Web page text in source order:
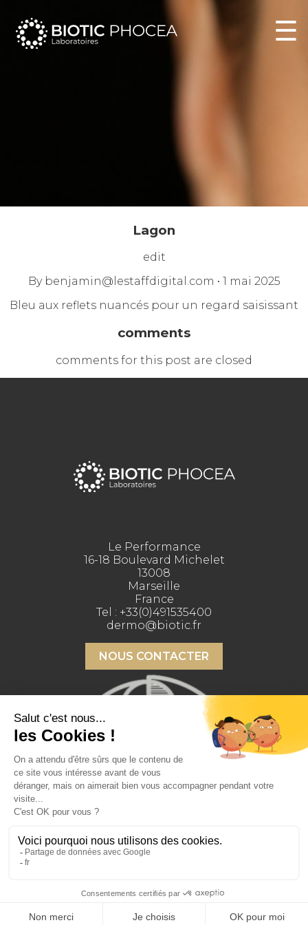
☰
Lagon
edit
Bybenjamin@lestaffdigital.com • 1 mai 2025
Bleu aux reflets nuancés pour un regard saisissant
comments
comments for this post are closed
Le Performance
16-18 Boulevard Michelet
13008
Marseille
France
Tel : +33(0)491535400
dermo@biotic.fr
NOUS CONTACTER
Copyright 2026